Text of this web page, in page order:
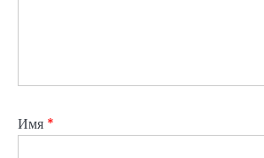
Имя *